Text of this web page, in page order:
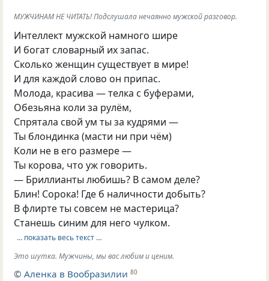
МУЖЧИНАМ НЕ ЧИТАТЬ! Подслушала нечаянно мужской разговор.
Интеллект мужской намного шире
И богат словарный их запас.
Сколько женщин существует в мире!
И для каждой слово он припас.
Молода, красива — телка с буферами,
Обезьяна коли за рулём,
Спрятала свой ум ты за кудрями —
Ты блондинка (масти ни при чём)
Коли не в его размере —
Ты корова, что уж говорить.
— Бриллианты любишь? В самом деле?
Блин! Сорока! Где б наличности добыть?
В флирте ты совсем не мастерица?
Станешь синим для него чулком.
… показать весь текст …
Это шутка. Мужчины, мы вас любим и ценим.
©Аленка в Вообразилии 80